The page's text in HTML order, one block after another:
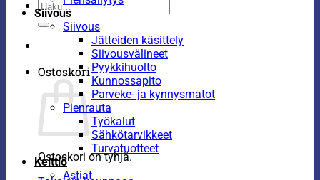
Etsi:
Ostoskori
Ostoskori on tyhjä.
Siivous
Siivous
Jätteiden käsittely
Siivousvälineet
Pyykkihuolto
Kunnossapito
Parveke- ja kynnysmatot
Pienrauta
Työkalut
Sähkötarvikkeet
Turvatuotteet
Keittiö
Astiat